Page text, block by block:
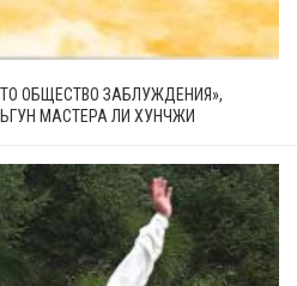
ОБЩЕСТВО ЗАБЛУЖДЕНИЯ»,
МАСТЕРА ЛИ ХУНЧЖИ